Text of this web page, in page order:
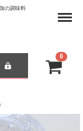
の調味料
Menu
0